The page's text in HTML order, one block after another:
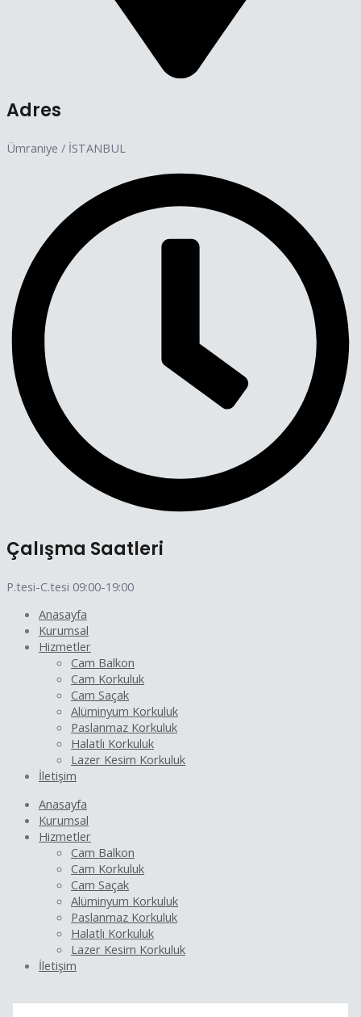
Adres
Ümraniye / İSTANBUL
Çalışma Saatleri
P.tesi-C.tesi 09:00-19:00
Anasayfa
Kurumsal
Hizmetler
Cam Balkon
Cam Korkuluk
Cam Saçak
Alüminyum Korkuluk
Paslanmaz Korkuluk
Halatlı Korkuluk
Lazer Kesim Korkuluk
İletişim
Anasayfa
Kurumsal
Hizmetler
Cam Balkon
Cam Korkuluk
Cam Saçak
Alüminyum Korkuluk
Paslanmaz Korkuluk
Halatlı Korkuluk
Lazer Kesim Korkuluk
İletişim